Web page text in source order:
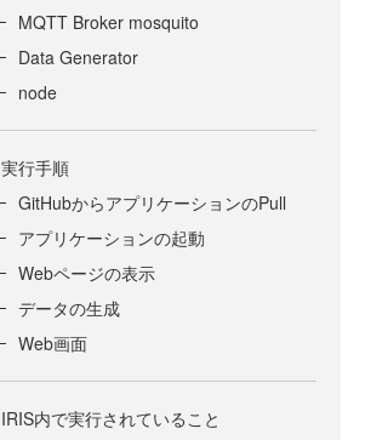
MQTT Broker mosquito
Data Generator
node
実行手順
GitHubからアプリケーションのPull
アプリケーションの起動
Webページの表示
データの生成
Web画面
IRIS内で実行されていること